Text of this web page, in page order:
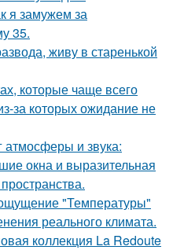
я замужем за
35.
живу в старенькой
которые чаще всего
за которых ожидание не
атмосферы и звука:
окна и выразительная
"Температуры"
реального климата.
коллекция La Redoute